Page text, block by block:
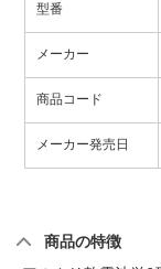
型番
メーカー
商品コード
メーカー発売日
商品の特徴